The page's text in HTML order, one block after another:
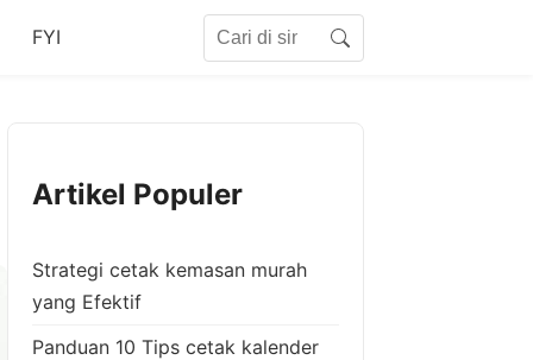
FYI Search
Artikel Populer
Strategi cetak kemasan murah
yang Efektif
Panduan 10 Tips cetak kalender